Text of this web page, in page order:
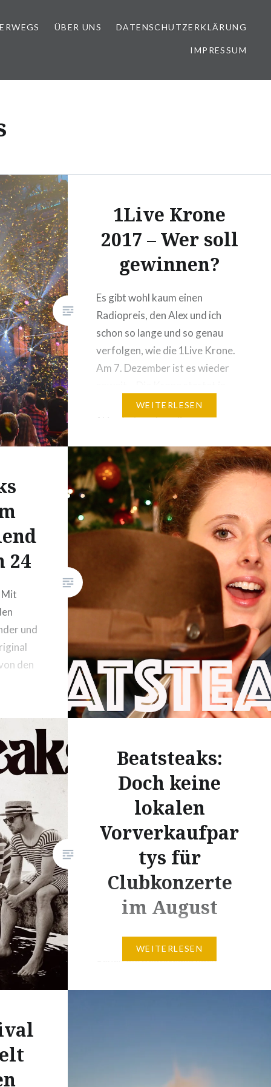
ÜBER UNS DATENSCHUTZERKLÄRUNG
IMPRESSUM
1Live Krone
2017 – Wer soll
gewinnen?
Es gibt wohl kaum einen
Radiopreis, den Alex und ich
schon so lange und so genau
verfolgen, wie die 1Live Krone.
Am 7. Dezember ist es wieder
der Jahrhunderthalle in Bochum.
1Live hat soeben die
und die Hörer entscheiden ab
sofort, wer den Preis mit nach
Hause…
WEITERLESEN
24
Mit
und
den
Beatsteaks:
Doch keine
lokalen
Vorverkaufpar
tys für
Clubkonzerte
im August
Nur noch wenige Wochen, dann
gehen die Beatsteaks nach
die Bühne. Vor ihrem ersten
eine kleine Warm-Up Tour durch
ausgewählte kleine Clubs. Die
WEITERLESEN